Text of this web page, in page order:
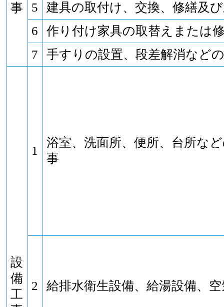
事
5
建具の取付け、交換、修繕及
6
作り付け家具の取替えまたは
7
手すりの設置、段差解消など
設
備
工
1
浴室、洗面所、便所、台所な
事
2 給排水衛生設備、給湯設備、